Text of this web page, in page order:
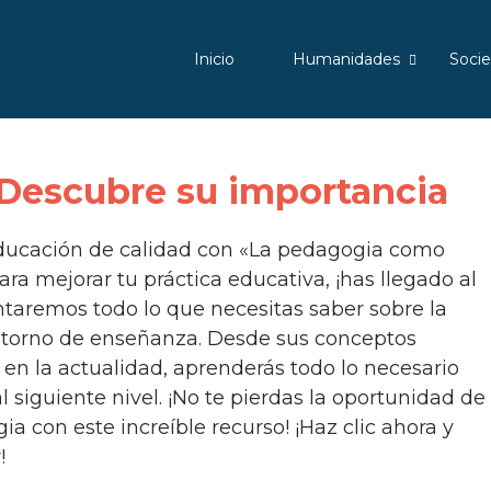
Inicio Humanidades
su importancia
mejorar tu práctica educativa, ¡has llegado al
todo lo que necesitas saber sobre la
de enseñanza. Desde sus conceptos
la actualidad, aprenderás todo lo necesario
nivel. ¡No te pierdas la oportunidad de
con este increíble recurso! ¡Haz clic ahora y